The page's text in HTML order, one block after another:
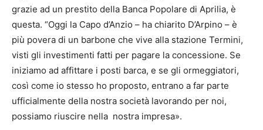
grazie ad un prestito della Banca Popolare di Aprilia, è
questa. “Oggi la Capo d’Anzio – ha chiarito D’Arpino – è
più povera di un barbone che vive alla stazione Termini,
visti gli investimenti fatti per pagare la concessione. Se
iniziamo ad affittare i posti barca, e se gli ormeggiatori,
così come io stesso ho proposto, entrano a far parte
ufficialmente della nostra società lavorando per noi,
possiamo riuscire nella nostra impresa».